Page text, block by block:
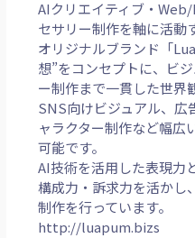
AIクリエイティブ・
セサリー制作を軸に活動
オリジナルブランド「
想”をコンセプトに、ビ
ー制作まで一貫した世界
SNS向けビジュアル、広
ャラクター制作など幅広
可能です。
AI技術を活用した表現力
構成力・訴求力を活かし
制作を行っています。
http://luapum.bizs